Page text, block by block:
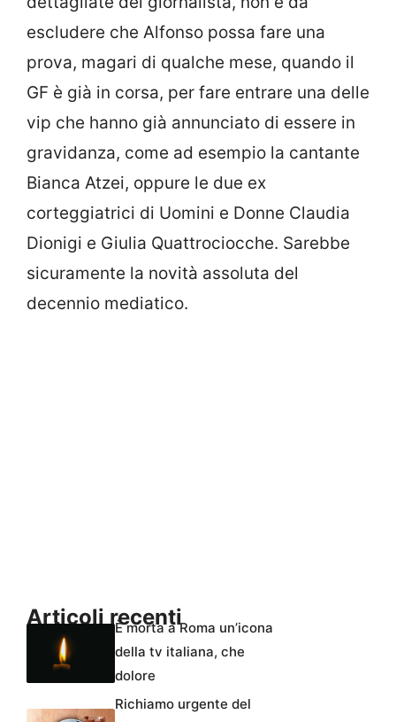
escludere che Alfonso possa fare una
prova, magari di qualche mese, quando il
GF è già in corsa, per fare entrare una delle
vip che hanno già annunciato di essere in
gravidanza, come ad esempio la cantante
Bianca Atzei, oppure le due ex
corteggiatrici di Uomini e Donne Claudia
Dionigi e Giulia Quattrociocche. Sarebbe
sicuramente la novità assoluta del
decennio mediatico.
Articoli recentiÈ morta a Roma un’icona
della tv italiana, che
dolore
Richiamo urgente del